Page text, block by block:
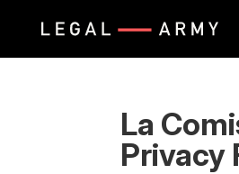
La
Privacy